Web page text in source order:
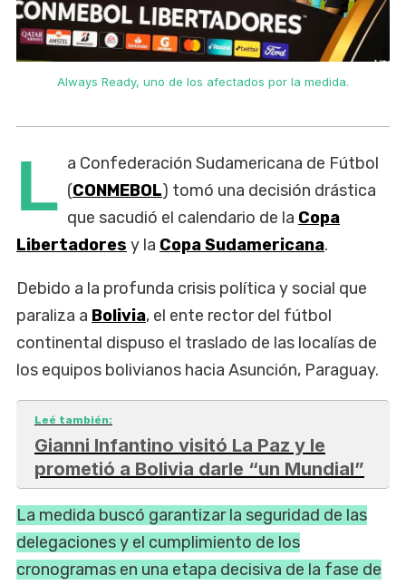
Always Ready, uno de los afectados por la medida.
L a Confederación Sudamericana de Fútbol
(CONMEBOL) tomó una decisión drástica
que sacudió el calendario de la Copa
Libertadores y la Copa Sudamericana.
Debido a la profunda crisis política y social que
paraliza a Bolivia, el ente rector del fútbol
continental dispuso el traslado de las localías de
los equipos bolivianos hacia Asunción, Paraguay.
Leé también:
Gianni Infantino visitó La Paz y le
prometió a Bolivia darle “un Mundial”
La medida buscó garantizar la seguridad de las
delegaciones y el cumplimiento de los
cronogramas en una etapa decisiva de la fase de